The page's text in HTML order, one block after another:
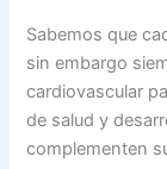
Sabemos que
sin embargo
cardiovascular
de salud y
complementen